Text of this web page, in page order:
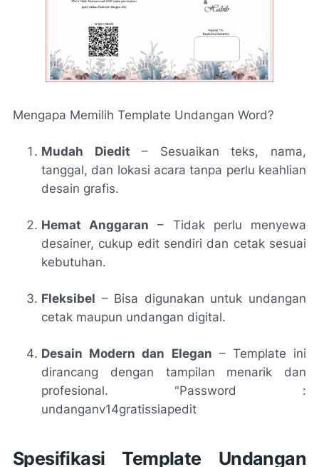
Mengapa Memilih Template Undangan Word?
Mudah Diedit – Sesuaikan teks, nama,
tanggal, dan lokasi acara tanpa perlu keahlian
desain grafis.
Hemat Anggaran – Tidak perlu menyewa
desainer, cukup edit sendiri dan cetak sesuai
kebutuhan.
Fleksibel – Bisa digunakan untuk undangan
cetak maupun undangan digital.
Desain Modern dan Elegan – Template ini
dirancang dengan tampilan menarik dan
profesional. "Password :
undanganv14gratissiapedit
Spesifikasi Template Undangan